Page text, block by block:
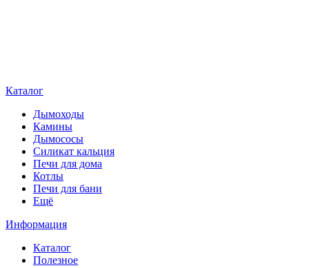
Каталог
Дымоходы
Камины
Дымососы
Силикат кальция
Печи для дома
Котлы
Печи для бани
Ещё
Информация
Каталог
Полезное